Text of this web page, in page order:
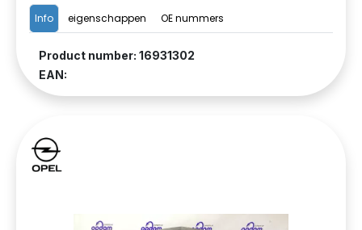
Info eigenschappen OE nummers
Product number: 16931302
EAN: